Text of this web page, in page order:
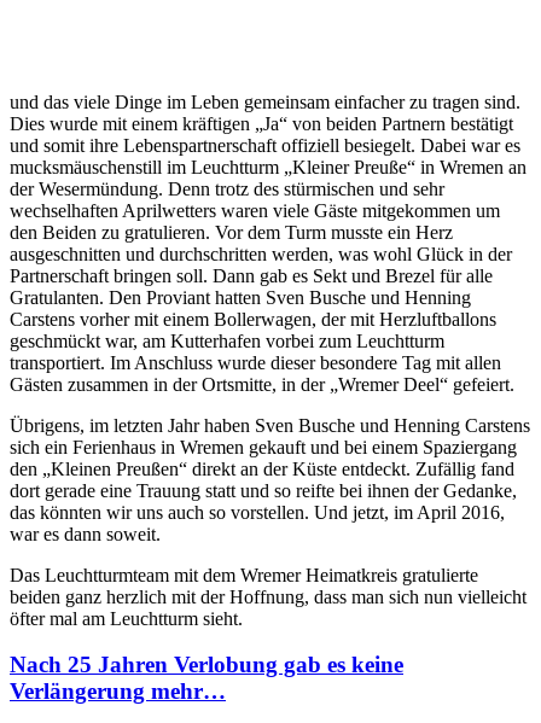
und das viele Dinge im Leben gemeinsam einfacher zu tragen sind.
Dies wurde mit einem kräftigen „Ja“ von beiden Partnern bestätigt
und somit ihre Lebenspartnerschaft offiziell besiegelt. Dabei war es
mucksmäuschenstill im Leuchtturm „Kleiner Preuße“ in Wremen an
der Wesermündung. Denn trotz des stürmischen und sehr
wechselhaften Aprilwetters waren viele Gäste mitgekommen um
den Beiden zu gratulieren. Vor dem Turm musste ein Herz
ausgeschnitten und durchschritten werden, was wohl Glück in der
Partnerschaft bringen soll. Dann gab es Sekt und Brezel für alle
Gratulanten. Den Proviant hatten Sven Busche und Henning
Carstens vorher mit einem Bollerwagen, der mit Herzluftballons
geschmückt war, am Kutterhafen vorbei zum Leuchtturm
transportiert. Im Anschluss wurde dieser besondere Tag mit allen
Gästen zusammen in der Ortsmitte, in der „Wremer Deel“ gefeiert.
Übrigens, im letzten Jahr haben Sven Busche und Henning Carstens
sich ein Ferienhaus in Wremen gekauft und bei einem Spaziergang
den „Kleinen Preußen“ direkt an der Küste entdeckt. Zufällig fand
dort gerade eine Trauung statt und so reifte bei ihnen der Gedanke,
das könnten wir uns auch so vorstellen. Und jetzt, im April 2016,
war es dann soweit.
Das Leuchtturmteam mit dem Wremer Heimatkreis gratulierte
beiden ganz herzlich mit der Hoffnung, dass man sich nun vielleicht
öfter mal am Leuchtturm sieht.
Nach 25 Jahren Verlobung gab es keine
Verlängerung mehr…